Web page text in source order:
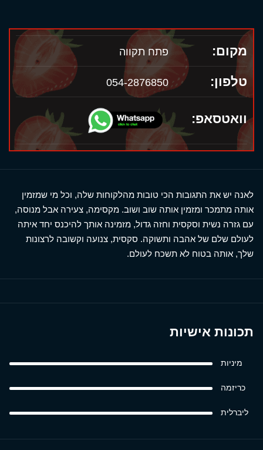
מקום: פתח תקווה
טלפון: 054-2876850
וואטסאפ:
לאנה יש את התגובות הכי טובות מהלקוחות שלה, וכל מי שמזמין
אותה מתמכר ומזמין אותה שוב ושוב. מקסימה, צעירה אבל מנוסה,
עם גזרה נשית וסקסית וחזה גדול, מזמינה אותך להיכנס יחד איתה
לעולם שלם של אהבה ותשוקה. סקסית, צנועה וקשובה לרצונות
שלך, אותה בטוח לא תשכח לעולם.
תכונות אישיות
מיניות
כריזמה
ליברלית